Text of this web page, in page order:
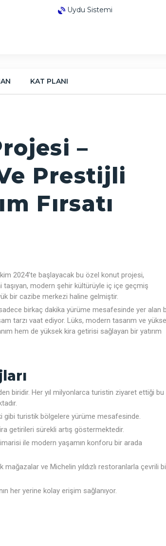
Uydu Sistemi
KAT PLANI
–
Prestijli
Fırsatı
2024’te başlayacak bu özel konut projesi,
taşıyan, modern şehir kültürüyle iç içe geçmiş
bir cazibe merkezi haline gelmiştir.
birkaç dakika yürüme mesafesinde yer alan
tarzı vaat ediyor. Lüks, modern tasarım ve
hem de yüksek kira getirisi sağlayan bir yatırım
biridir. Her yıl milyonlarca turistin ziyaret ettiği bu
gibi turistik bölgelere yürüme mesafesinde.
getirileri sürekli artış göstermektedir.
ile modern yaşamın konforu bir arada
ve Michelin yıldızlı restoranlarla çevrili
her yerine kolay erişim sağlanıyor.